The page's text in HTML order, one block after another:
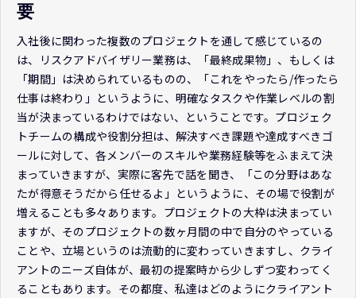
要
入社後に関わった複数のプロジェクトを通して感じているの
は、リスクアドバイザリー業務は、「最終成果物」、もしくは
「期間」は決められているものの、「これをやったら/作ったら
仕事は終わり」というように、明確なタスクや作業レベルの割
当が決まっているわけではない、ということです。プロジェク
トチームの構成や役割分担は、解決すべき課題や達成すべきゴ
ールに対して、各メンバーのスキルや業務経験等をふまえて決
まっていきますが、実際に客先で話を聞き、「この分野はあな
たが得意そうだから任せるよ」というように、その場で役割が
増えることも多々あります。プロジェクトの大枠は決まってい
ますが、そのプロジェクトの数ヶ月間の中で自分のやっている
ことや、立場というのは流動的に変わっていきますし、クライ
アントのニーズ自体が、最初の提案時から少しずつ変わってく
ることもあります。その都度、私達はどのようにクライアント